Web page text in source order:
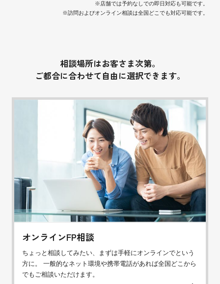
※店舗では予約なしでの即日対応も可能です。
※訪問およびオンライン相談は全国どこでも対応可能です。
相談場所はお客さま次第。
ご都合に合わせて自由に選択できます。
オンラインFP相談
ちょっと相談してみたい、まずは手軽にオンラインでという
方に。 一般的なネット環境や携帯電話があれば全国どこから
でもご相談いただけます。